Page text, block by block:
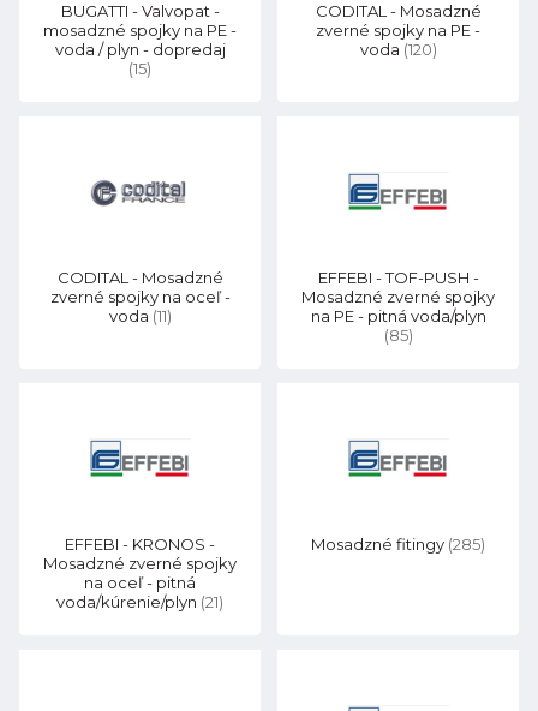
BUGATTI - Valvopat -
mosadzné spojky na PE -
voda / plyn - dopredaj
(15)
CODITAL - Mosadzné
zverné spojky na PE -
voda (120)
CODITAL - Mosadzné
zverné spojky na oceľ -
voda (11)
EFFEBI - TOF-PUSH -
Mosadzné zverné spojky
na PE - pitná voda/plyn
(85)
EFFEBI - KRONOS -
Mosadzné zverné spojky
na oceľ - pitná
voda/kúrenie/plyn (21)
Mosadzné fitingy (285)